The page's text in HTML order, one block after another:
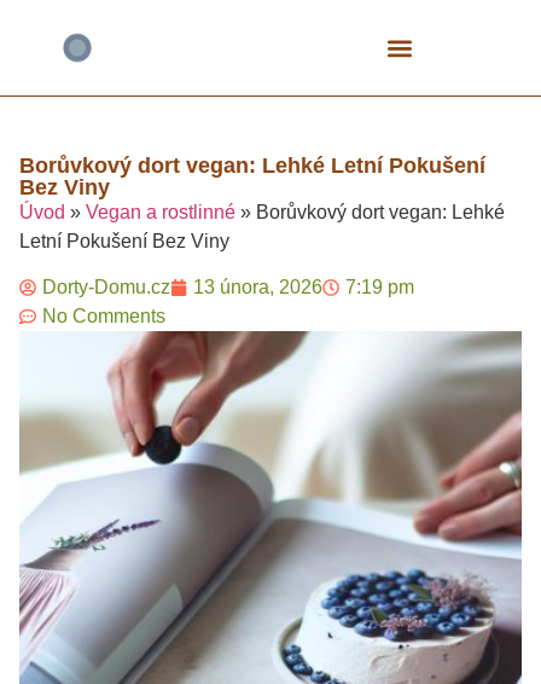
Borůvkový dort vegan: Lehké Letní Pokušení
Bez Viny​
Úvod » Vegan a rostlinné » Borůvkový dort vegan: Lehké
Letní Pokušení Bez Viny​
Dorty-Domu.cz 13 února, 2026
7:19 pm
No Comments